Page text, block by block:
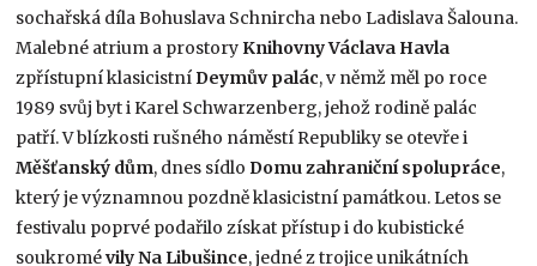
sochařská díla Bohuslava Schnircha nebo Ladislava Šalouna.
Malebné atrium a prostory Knihovny Václava Havla
zpřístupní klasicistní Deymův palác, v němž měl po roce
1989 svůj byt i Karel Schwarzenberg, jehož rodině palác
patří. V blízkosti rušného náměstí Republiky se otevře i
Měšťanský dům, dnes sídlo Domu zahraniční spolupráce,
který je významnou pozdně klasicistní památkou. Letos se
festivalu poprvé podařilo získat přístup i do kubistické
soukromévily Na Libušince, jedné z trojice unikátních